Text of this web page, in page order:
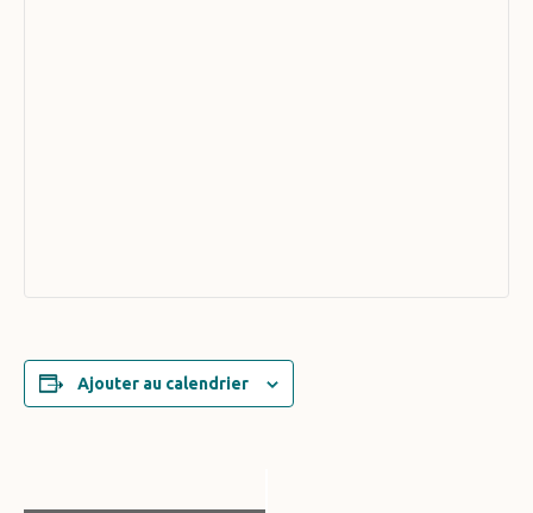
Ajouter au calendrier